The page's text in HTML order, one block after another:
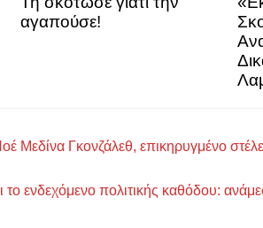
αγαπούσε!
Μεδίνα Γκονζάλεθ, επικηρυγμένο
ενδεχόμενο πολιτικής καθόδου: